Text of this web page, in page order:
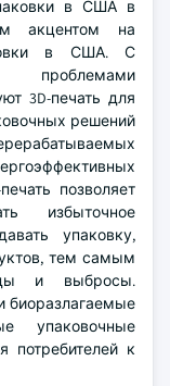
в США в
акцентом на
в США. С
проблемами
3D-печать для
решений
позволяет
избыточное
упаковку,
тем самым
и выбросы.
биоразлагаемые
упаковочные
потребителей к